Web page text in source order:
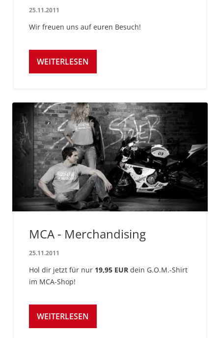
25.11.2011
Wir freuen uns auf euren Besuch!
WEITERLESEN
MCA - Merchandising
25.11.2011
Hol dir jetzt für nur 19,95 EUR dein G.O.M.-Shirt
im MCA-Shop!
WEITERLESEN